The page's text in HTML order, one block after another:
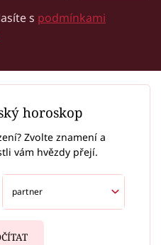
s podmínkami
horoskop
Zvolte znamení a
vám hvězdy přejí.